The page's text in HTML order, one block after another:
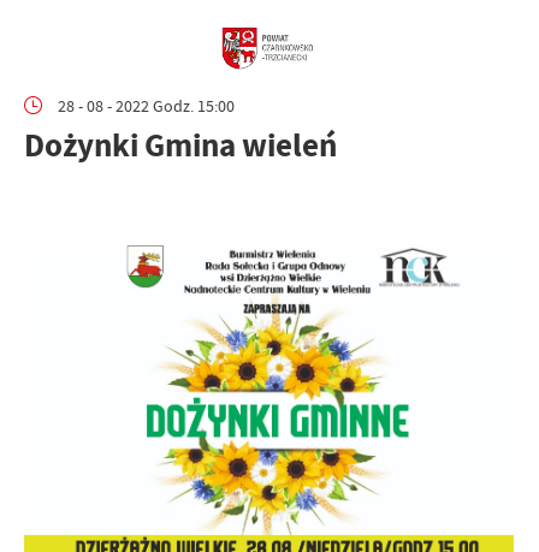
28 - 08 - 2022 Godz. 15:00
Dożynki Gmina wieleń